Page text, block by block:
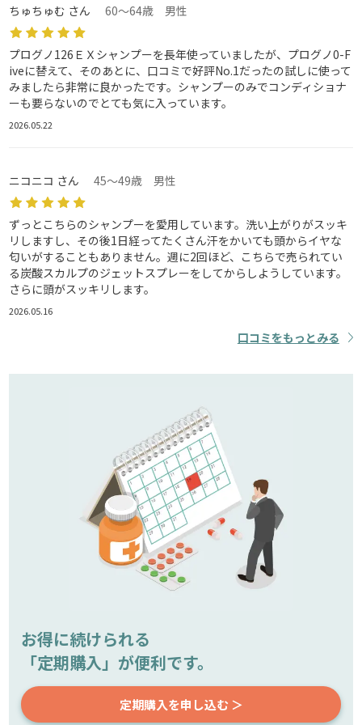
ちゅちゅむ さん 60～64歳 男性
プログノ126ＥＸシャンプーを長年使っていましたが、プログノ0-F
iveに替えて、そのあとに、口コミで好評No.1だったの試しに使って
みましたら非常に良かったです。シャンプーのみでコンディショナ
ーも要らないのでとても気に入っています。
2026.05.22
ニコニコ さん 45～49歳 男性
ずっとこちらのシャンプーを愛用しています。洗い上がりがスッキ
リしますし、その後1日経ってたくさん汗をかいても頭からイヤな
匂いがすることもありません。週に2回ほど、こちらで売られてい
る炭酸スカルプのジェットスプレーをしてからしようしています。
さらに頭がスッキリします。
2026.05.16
口コミをもっとみる
お得に続けられる
「定期購入」が便利です。
定期購入を申し込む ＞